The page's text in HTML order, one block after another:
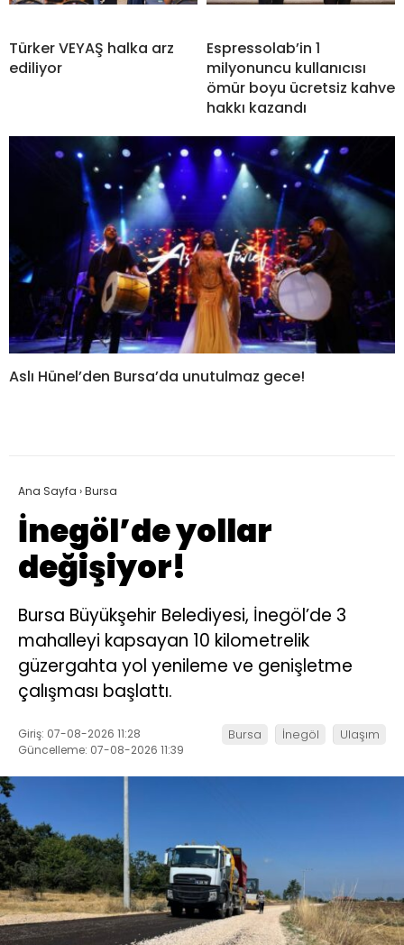
Türker VEYAŞ halka arz
ediliyor
Espressolab’in 1
milyonuncu kullanıcısı
ömür boyu ücretsiz kahve
hakkı kazandı
Aslı Hünel’den Bursa’da unutulmaz gece!
Ana Sayfa ›Bursa
İnegöl’de yollar
değişiyor!
Bursa Büyükşehir Belediyesi, İnegöl’de 3
mahalleyi kapsayan 10 kilometrelik
güzergahta yol yenileme ve genişletme
çalışması başlattı.
Giriş: 07-08-2026 11:28
Güncelleme: 07-08-2026 11:39
Bursa İnegöl Ulaşım